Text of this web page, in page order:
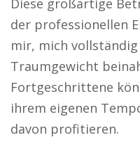
Diese großartige
der professionellen
mir, mich
Traumgewicht
Fortgeschrittene
ihrem eigenen
davon profitieren.